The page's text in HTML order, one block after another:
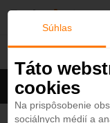
Hotely
Filter
Zobrazených 238zo 667
Súhlas
Táto
cookies
Na prispôsobenie
sociálnych médií a